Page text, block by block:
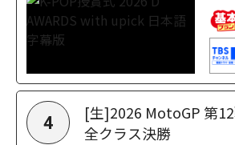
4
[生]2026 MotoGP 第
全クラス決勝